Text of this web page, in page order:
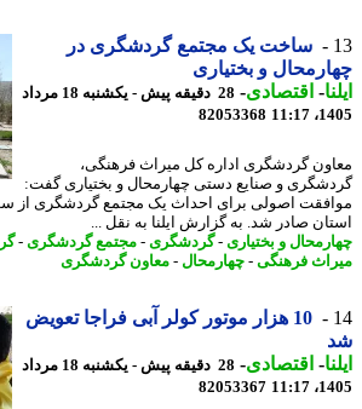
ساخت یک مجتمع گردشگری در
و بختیاری
-اقتصادی-
28 دقیقه پیش - یکشنبه 18 مرداد
82053368
گردشگری اداره کل میراث فرهنگی،
و صنایع دستی چهارمحال و بختیاری گفت:
اصولی برای احداث یک مجتمع گردشگری از
صادر شد. به گزارش ایلنا به نقل ...
و بختیاری- گردشگری- مجتمع گردشگری-
فرهنگی-چهارمحال-معاون گردشگری
10 هزار موتور کولر آبی فراجا تعویض
-اقتصادی-
28 دقیقه پیش - یکشنبه 18 مرداد
82053367